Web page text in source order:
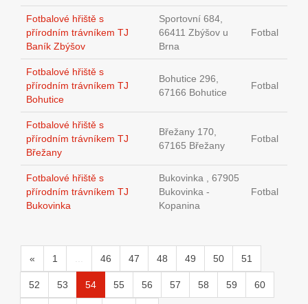
Fotbalové hřiště s
přírodním trávníkem TJ
Baník Zbýšov
Sportovní 684,
66411 Zbýšov u
Brna
Fotbal
Fotbalové hřiště s
přírodním trávníkem TJ
Bohutice
Bohutice 296,
67166 Bohutice
Fotbal
Fotbalové hřiště s
přírodním trávníkem TJ
Břežany
Břežany 170,
67165 Břežany
Fotbal
Fotbalové hřiště s
přírodním trávníkem TJ
Bukovinka
Bukovinka , 67905
Bukovinka -
Kopanina
Fotbal
« 1 ... 46 47 48 49 50 51
52 53 54 55 56 57 58 59 60